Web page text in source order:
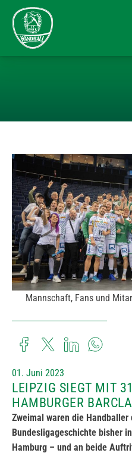
Mannschaft, Fans und
01. Juni 2023
LEIPZIG SIEGT MIT
HAMBURGER
Zweimal waren die
Bundesligageschichte bisher
Hamburg – und an beide